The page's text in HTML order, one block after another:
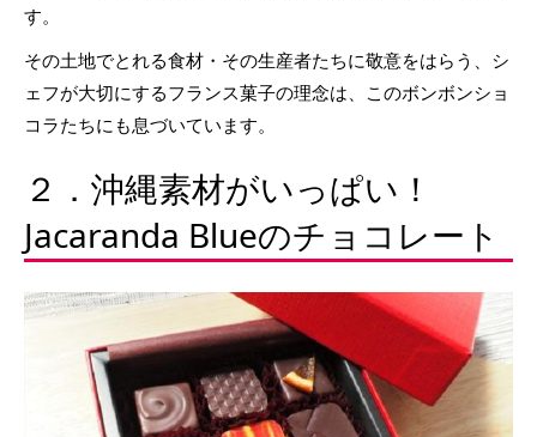
す。
その土地でとれる食材・その生産者たちに敬意をはらう、シ
ェフが大切にするフランス菓子の理念は、このボンボンショ
コラたちにも息づいています。
２．沖縄素材がいっぱい！
Jacaranda Blueのチョコレート